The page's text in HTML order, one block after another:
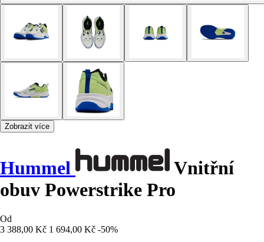
Zobrazit více
Hummel
Vnitřní
obuv Powerstrike Pro
Od
3 388,00 Kč 1 694,00 Kč -50%